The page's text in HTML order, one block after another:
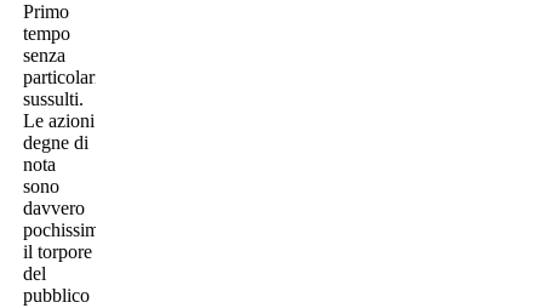
Primo
tempo
senza
particolari
sussulti.
Le azioni
degne di
nota
sono
davvero
pochissime,
il torpore
del
pubblico